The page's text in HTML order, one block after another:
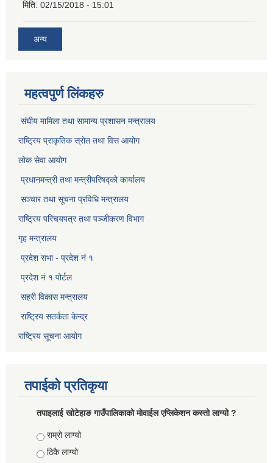
मिति: 02/15/2018 - 15:01
अन्य
महत्वपुर्ण लिंकहरु
संघीय मामिला तथा सामान्य प्रशासन मन्त्रालय
राष्ट्रिय प्राकृतिक स्राेत तथा वित्त आयोग
लोक सेवा आयोग
प्रधानमन्त्री तथा मन्त्रीपरिषद्को कार्यालय
सञ्‍चार तथा सूचना प्रविधि मन्त्रालय
राष्ट्रिय परिचयपत्र तथा पञ्जीकरण विभाग​
गृह मन्त्रालय
प्रदेश सभा - प्रदेश नं १
प्रदेश नं १ पोर्टल
सहरी विकास मन्त्रालय
राष्ट्रिय सतर्कता केन्द्र
राष्ट्रिय सूचना आयोग
तपाईको प्रतिकृया
तपाइलाई खोटेहाङ गाउँपालिकाको माेवाईल एप्लिकेशन कस्तो लाग्यो ?
Choices
राम्रो लाग्यो
ठिकै लाग्यो